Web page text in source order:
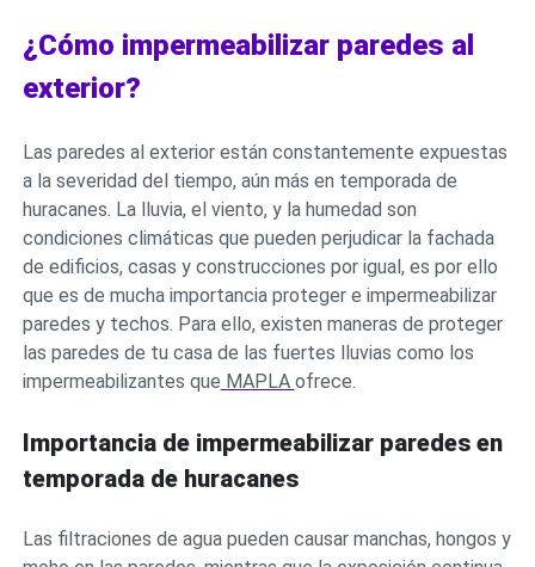
¿Cómo impermeabilizar paredes al
exterior?
Las paredes al exterior están constantemente expuestas
a la severidad del tiempo, aún más en temporada de
huracanes. La lluvia, el viento, y la humedad son
condiciones climáticas que pueden perjudicar la fachada
de edificios, casas y construcciones por igual, es por ello
que es de mucha importancia proteger e impermeabilizar
paredes y techos. Para ello, existen maneras de proteger
las paredes de tu casa de las fuertes lluvias como los
impermeabilizantes que MAPLA ofrece.
Importancia de impermeabilizar paredes en
temporada de huracanes
Las filtraciones de agua pueden causar manchas, hongos y